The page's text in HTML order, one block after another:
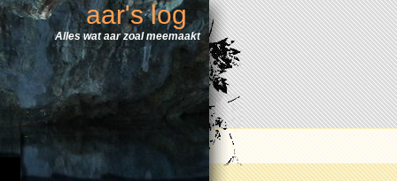
aar's log
Alles wat aar zoal meemaakt